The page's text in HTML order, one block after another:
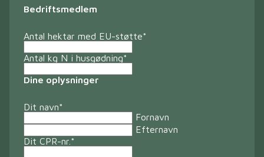
Bedriftsmedlem
Antal hektar med EU-støtte*
Antal kg N i husgødning*
Dine oplysninger
Dit navn*
Fornavn
Efternavn
Dit CPR-nr. *